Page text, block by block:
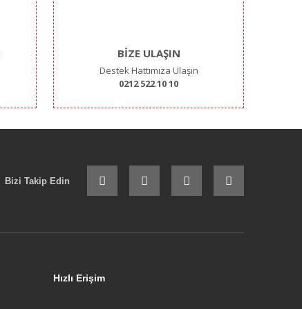
BİZE ULAŞIN
Destek Hattımıza Ulaşın
0212 522 10 10
Bizi Takip Edin
Hızlı Erişim